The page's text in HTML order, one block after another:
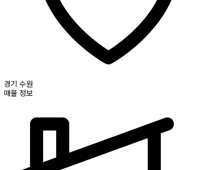
경기 수원
매물 정보